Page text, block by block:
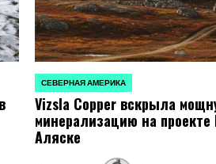
ОПУБЛИКОВАНО
В
СЕВЕРНАЯ АМЕРИКА
Vizsla Copper вскрыла
минерализацию на проекте
Аляске